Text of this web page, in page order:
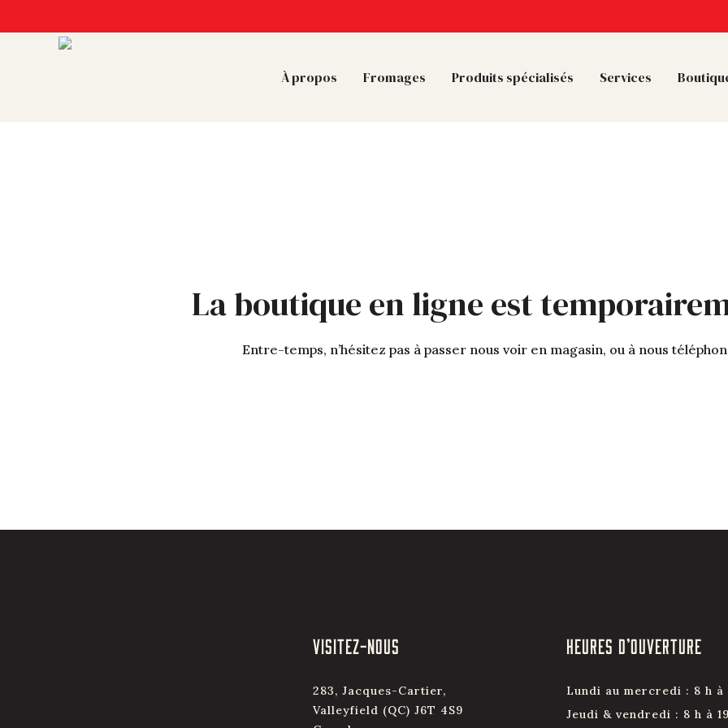
À propos Fromages Produits spécialisés Services
La boutique en ligne est
Entre-temps, n’hésitez pas à passer nous voir en magasin, ou à nous
VISITEZ-NOUS
283, Jacques-Cartier,
Valleyfield (QC) J6T 4S9
HEURES D’OUVERTURE
Lundi au mercredi : 8 h à
Jeudi & vendredi : 8 h à